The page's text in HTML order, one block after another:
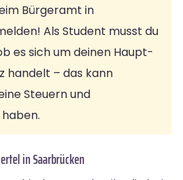
Bürgeramt in
Als Student musst du
es sich um deinen Haupt-
handelt – das kann
Steuern und
in Saarbrücken